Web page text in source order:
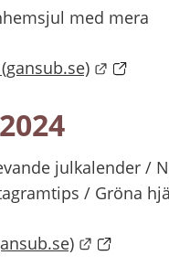
med mera
Länk
julkalender /
/ Gröna
Länk till